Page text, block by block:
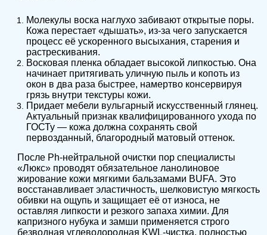
Молекулы воска наглухо забивают открытые поры.
Кожа перестает «дышать», из-за чего запускается
процесс её ускоренного высыхания, старения и
растрескивания.
Восковая пленка обладает высокой липкостью. Она
начинает притягивать уличную пыль и копоть из
окон в два раза быстрее, намертво консервируя
грязь внутри текстуры кожи.
Придает мебели вульгарный искусственный глянец.
Актуальный признак квалифицированного ухода по
ГОСТу — кожа должна сохранять свой
первозданный, благородный матовый оттенок.
После Ph-нейтральной очистки пор специалисты
«Люкс» проводят обязательное ланолиновое
жирование кожи мягкими бальзамами BUFA. Это
восстанавливает эластичность, шелковистую мягкость
обивки на ощупь и защищает её от износа, не
оставляя липкости и резкого запаха химии. Для
капризного нубука и замши применяется строго
безводная углеводородная KWL-чистка, полностью